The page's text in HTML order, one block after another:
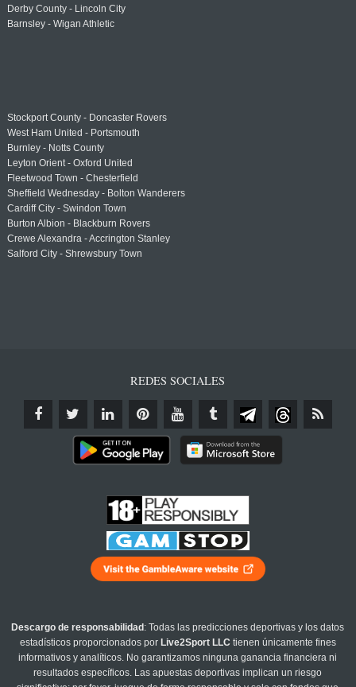
Derby County - Lincoln City
Barnsley - Wigan Athletic
Stockport County - Doncaster Rovers
West Ham United - Portsmouth
Burnley - Notts County
Leyton Orient - Oxford United
Fleetwood Town - Chesterfield
Sheffield Wednesday - Bolton Wanderers
Cardiff City - Swindon Town
Burton Albion - Blackburn Rovers
Crewe Alexandra - Accrington Stanley
Salford City - Shrewsbury Town
REDES SOCIALES
Descargo de responsabilidad : Todas las predicciones deportivas y los datos
estadísticos proporcionados por Live2Sport LLC tienen únicamente fines
informativos y analíticos. No garantizamos ninguna ganancia financiera ni
resultados específicos. Las apuestas deportivas implican un riesgo